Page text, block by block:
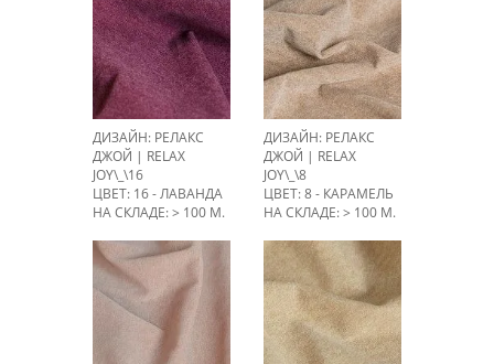
ДИЗАЙН: РЕЛАКС
ДЖОЙ | RELAX
JOY\_\16
ЦВЕТ: 16 - ЛАВАНДА
НА СКЛАДЕ: > 100 М.
ДИЗАЙН: РЕЛАКС
ДЖОЙ | RELAX
JOY\_\8
ЦВЕТ: 8 - КАРАМЕЛЬ
НА СКЛАДЕ: > 100 М.